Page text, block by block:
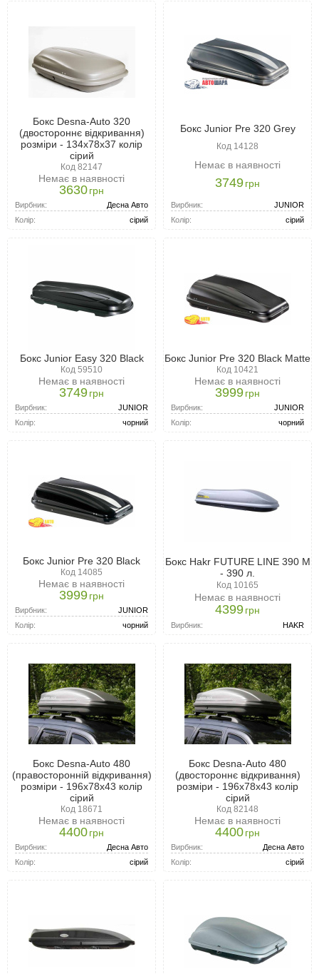
Бокс Desna-Auto 320
(двостороннє відкривання)
розміри - 134x78x37 колір
сірий
Код 82147
Немає в наявності
3630грн
Вирбник:
Десна Авто
Колір:
сірий
Бокс Junior Pre 320 Grey
Код 14128
Немає в наявності
3749грн
Вирбник:
JUNIOR
Колір:
сірий
Бокс Junior Easy 320 Black
Код 59510
Немає в наявності
3749грн
Вирбник:
JUNIOR
Колір:
чорний
Бокс Junior Pre 320 Black Matte
Код 10421
Немає в наявності
3999грн
Вирбник:
JUNIOR
Колір:
чорний
Бокс Junior Pre 320 Black
Код 14085
Немає в наявності
3999грн
Вирбник:
JUNIOR
Колір:
чорний
Бокс Hakr FUTURE LINE 390 M
- 390 л.
Код 10165
Немає в наявності
4399грн
Вирбник: HAKR
Бокс Desna-Auto 480
(правосторонній відкривання)
розміри - 196x78x43 колір
сірий
Код 18671
Немає в наявності
4400грн
Вирбник:
Десна Авто
Колір:
сірий
Бокс Desna-Auto 480
(двостороннє відкривання)
розміри - 196x78x43 колір
сірий
Код 82148
Немає в наявності
4400грн
Вирбник:
Десна Авто
Колір:
сірий